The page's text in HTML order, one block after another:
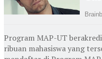
Program MAP-UT
ribuan mahasiswa yang